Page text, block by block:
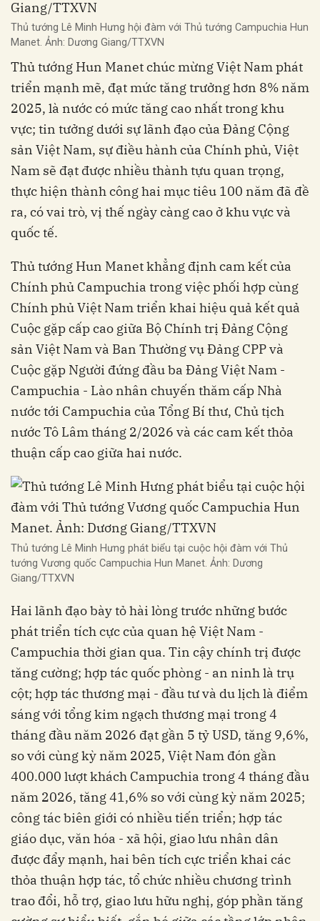
Thủ tướng Lê Minh Hưng hội đàm với Thủ tướng Campuchia Hun
Manet. Ảnh: Dương Giang/TTXVN
Thủ tướng Hun Manet chúc mừng Việt Nam phát
triển mạnh mẽ, đạt mức tăng trưởng hơn 8% năm
2025, là nước có mức tăng cao nhất trong khu
vực; tin tưởng dưới sự lãnh đạo của Đảng Cộng
sản Việt Nam, sự điều hành của Chính phủ, Việt
Nam sẽ đạt được nhiều thành tựu quan trọng,
thực hiện thành công hai mục tiêu 100 năm đã đề
ra, có vai trò, vị thế ngày càng cao ở khu vực và
quốc tế.
Thủ tướng Hun Manet khẳng định cam kết của
Chính phủ Campuchia trong việc phối hợp cùng
Chính phủ Việt Nam triển khai hiệu quả kết quả
Cuộc gặp cấp cao giữa Bộ Chính trị Đảng Cộng
sản Việt Nam và Ban Thường vụ Đảng CPP và
Cuộc gặp Người đứng đầu ba Đảng Việt Nam -
Campuchia - Lào nhân chuyến thăm cấp Nhà
nước tới Campuchia của Tổng Bí thư, Chủ tịch
nước Tô Lâm tháng 2/2026 và các cam kết thỏa
thuận cấp cao giữa hai nước.
Thủ tướng Lê Minh Hưng phát biểu tại cuộc hội đàm với Thủ
tướng Vương quốc Campuchia Hun Manet. Ảnh: Dương
Giang/TTXVN
Hai lãnh đạo bày tỏ hài lòng trước những bước
phát triển tích cực của quan hệ Việt Nam -
Campuchia thời gian qua. Tin cậy chính trị được
tăng cường; hợp tác quốc phòng - an ninh là trụ
cột; hợp tác thương mại - đầu tư và du lịch là điểm
sáng với tổng kim ngạch thương mại trong 4
tháng đầu năm 2026 đạt gần 5 tỷ USD, tăng 9,6%,
so với cùng kỳ năm 2025, Việt Nam đón gần
400.000 lượt khách Campuchia trong 4 tháng đầu
năm 2026, tăng 41,6% so với cùng kỳ năm 2025;
công tác biên giới có nhiều tiến triển; hợp tác
giáo dục, văn hóa - xã hội, giao lưu nhân dân
được đẩy mạnh, hai bên tích cực triển khai các
thỏa thuận hợp tác, tổ chức nhiều chương trình
trao đổi, hỗ trợ, giao lưu hữu nghị, góp phần tăng